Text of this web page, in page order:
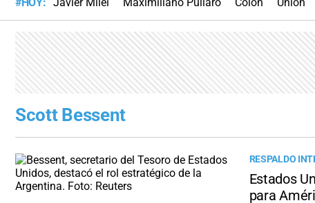
#HOY: Javier Milei Maximiliano Pullaro Colón Unión
Scott Bessent
RESPALDO
Estados
para